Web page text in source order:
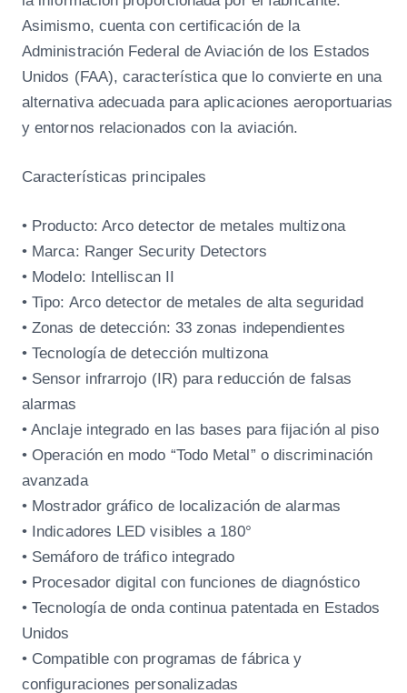
Asimismo, cuenta con certificación de la
Administración Federal de Aviación de los Estados
Unidos (FAA), característica que lo convierte en una
alternativa adecuada para aplicaciones aeroportuarias
y entornos relacionados con la aviación.
Características principales
• Producto: Arco detector de metales multizona
• Marca: Ranger Security Detectors
• Modelo: Intelliscan II
• Tipo: Arco detector de metales de alta seguridad
• Zonas de detección: 33 zonas independientes
• Tecnología de detección multizona
• Sensor infrarrojo (IR) para reducción de falsas
alarmas
• Anclaje integrado en las bases para fijación al piso
• Operación en modo “Todo Metal” o discriminación
avanzada
• Mostrador gráfico de localización de alarmas
• Indicadores LED visibles a 180°
• Semáforo de tráfico integrado
• Procesador digital con funciones de diagnóstico
• Tecnología de onda continua patentada en Estados
Unidos
• Compatible con programas de fábrica y
configuraciones personalizadas